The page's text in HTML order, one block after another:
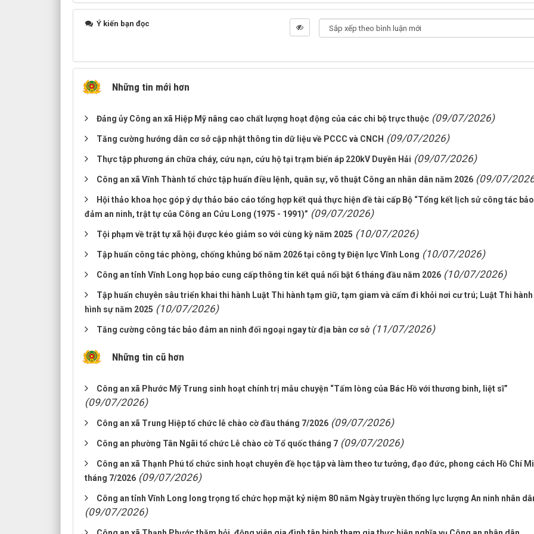
Ý kiến bạn đọc
Những tin mới hơn
Đảng ủy Công an xã Hiệp Mỹ nâng cao chất lượng hoạt động của các chi bộ trực thuộc (09/07/2026)
Tăng cường hướng dẫn cơ sở cập nhật thông tin dữ liệu về PCCC và CNCH (09/07/2026)
Thực tập phương án chữa cháy, cứu nạn, cứu hộ tại trạm biến áp 220kV Duyên Hải (09/07/2026)
Công an xã Vĩnh Thành tổ chức tập huấn điều lệnh, quân sự, võ thuật Công an nhân dân năm 2026 (09/07/
Hội thảo khoa học góp ý dự thảo báo cáo tổng hợp kết quả thực hiện đề tài cấp Bộ “Tổng kết lịch sử công tác bảo
đảm an ninh, trật tự của Công an Cửu Long (1975 - 1991)” (09/07/2026)
Tội phạm về trật tự xã hội được kéo giảm so với cùng kỳ năm 2025 (10/07/2026)
Tập huấn công tác phòng, chống khủng bố năm 2026 tại công ty Điện lực Vĩnh Long (10/07/2026)
Công an tỉnh Vĩnh Long họp báo cung cấp thông tin kết quả nổi bật 6 tháng đầu năm 2026 (10/07/2026)
Tập huấn chuyên sâu triển khai thi hành Luật Thi hành tạm giữ, tạm giam và cấm đi khỏi nơi cư trú; Luật Thi hành
hình sự năm 2025 (10/07/2026)
Tăng cường công tác bảo đảm an ninh đối ngoại ngay từ địa bàn cơ sở (11/07/2026)
Những tin cũ hơn
Công an xã Phước Mỹ Trung sinh hoạt chính trị mẫu chuyện “Tấm lòng của Bác Hồ với thương binh, liệt sĩ”
(09/07/2026)
Công an xã Trung Hiệp tổ chức lễ chào cờ đầu tháng 7/2026 (09/07/2026)
Công an phường Tân Ngãi tổ chức Lễ chào cờ Tổ quốc tháng 7 (09/07/2026)
Công an xã Thạnh Phú tổ chức sinh hoạt chuyên đề học tập và làm theo tư tưởng, đạo đức, phong cách Hồ Chí
tháng 7/2026 (09/07/2026)
Công an tỉnh Vĩnh Long long trọng tổ chức họp mặt kỷ niệm 80 năm Ngày truyền thống lực lượng An ninh nhân
(09/07/2026)